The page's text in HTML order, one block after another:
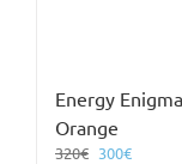
Energy
Orange
320€ Original
300€Η